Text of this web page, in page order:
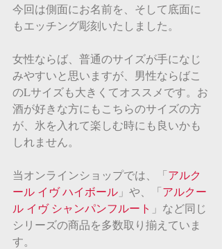
今回は側面にお名前を、そして底面に
もエッチング彫刻いたしました。
女性ならば、普通のサイズが手になじ
みやすいと思いますが、男性ならばこ
のLサイズも大きくてオススメです。お
酒が好きな方にもこちらのサイズの方
が、氷を入れて楽しむ時にも良いかも
しれません。
当オンラインショップでは、「アルク
ール イヴ ハイボール 」や、「アルクー
ル イヴ シャンパンフルート 」など同じ
シリーズの商品を多数取り揃えていま
す。